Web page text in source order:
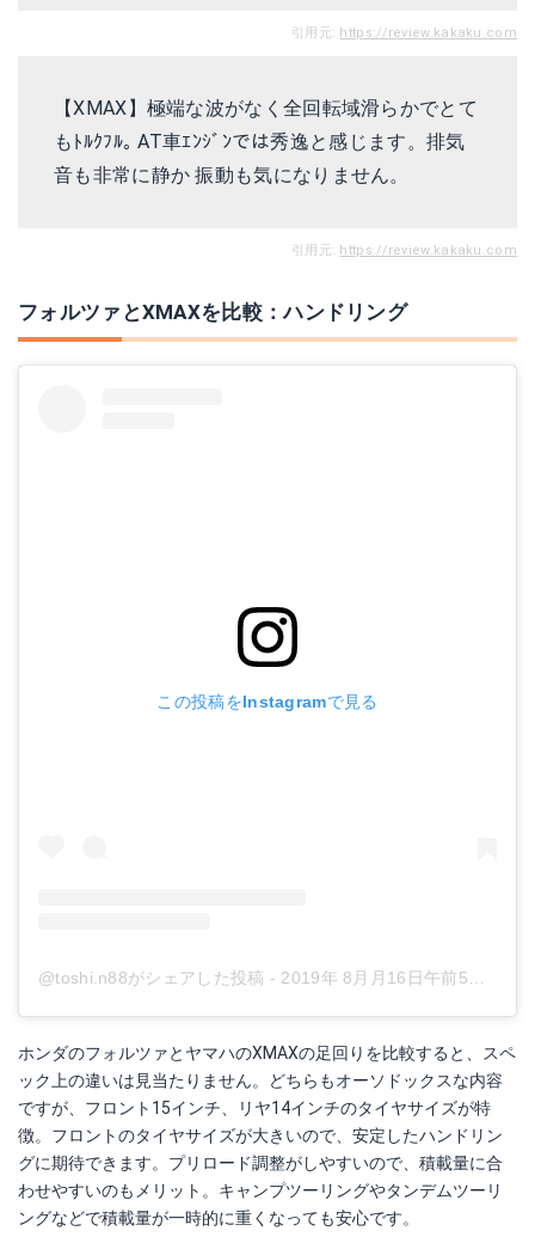
引用元: https://review.kakaku.com
【XMAX】極端な波がなく全回転域滑らかでとて
もﾄﾙｸﾌﾙ｡ AT車ｴﾝｼﾞﾝでは秀逸と感じます。排気
音も非常に静か 振動も気になりません。
引用元: https://review.kakaku.com
フォルツァとXMAXを比較：ハンドリング
この投稿をInstagramで見る
@toshi.n88がシェアした投稿 - 2019年 8月月16日午前5時01分PDT
ホンダのフォルツァとヤマハのXMAXの足回りを比較すると、スペ
ック上の違いは見当たりません。どちらもオーソドックスな内容
ですが、フロント15インチ、リヤ14インチのタイヤサイズが特
徴。フロントのタイヤサイズが大きいので、安定したハンドリン
グに期待できます。プリロード調整がしやすいので、積載量に合
わせやすいのもメリット。キャンプツーリングやタンデムツーリ
ングなどで積載量が一時的に重くなっても安心です。